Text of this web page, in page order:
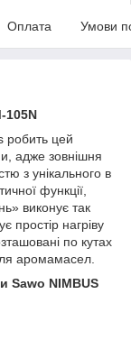
Оплата Умови
105N
робить цей
адже зовнішня
з унікального в
функції,
» виконує так
простір нагріву
по кутах
аромамасел.
Sawo NIMBUS